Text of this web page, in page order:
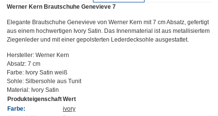
Werner Kern Brautschuhe Genevieve 7
Elegante Brautschuhe Genevieve von Werner Kern mit 7 cm Absatz, gefertigt
aus einem hochwertigen Ivory Satin. Das Innenmaterial ist aus metallisiertem
Ziegenleder und mit einer gepolsterten Lederdecksohle ausgestattet.
Hersteller: Werner Kern
Absatz: 7 cm
Farbe: Ivory Satin weiß
Sohle: Silbersohle aus Tunit
Material: Ivory Satin
ProdukteigenschaftWert
Farbe:
ivory